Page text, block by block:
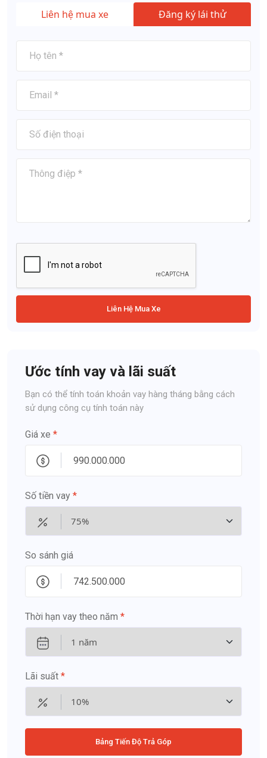
Liên hệ mua xe Đăng ký lái thử
Liên Hệ Mua Xe
Ước tính vay và lãi suất
Bạn có thể tính toán khoản vay hàng tháng bằng cách
sử dụng công cụ tính toán này
Giá xe *
Số tiền vay *
So sánh giá
Thời hạn vay theo năm *
Lãi suất *
Bảng Tiến Độ Trả Góp